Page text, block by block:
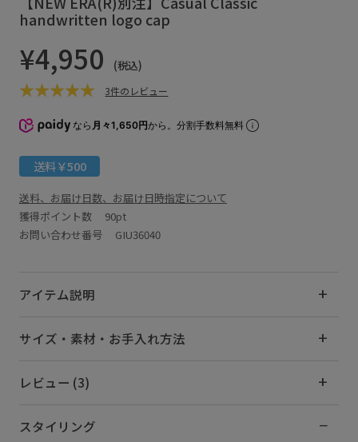
handwritten logo cap
¥4,950 (税込)
3件のレビュー
なら 月々1,650円から。分割手数料無料
送料￥500
送料、お届け日数、お届け日時指定について
獲得ポイント数 90pt
お問い合わせ番号 GIU36040
アイテム説明
サイズ・素材・お手入れ方法
レビュー (3)
スタイリング